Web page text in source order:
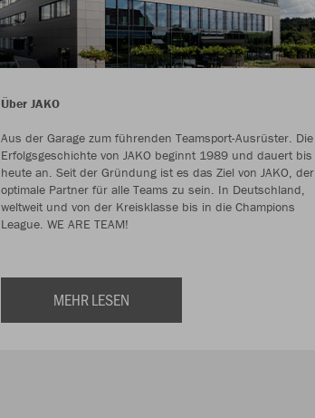
Über JAKO
Aus der Garage zum führenden Teamsport-Ausrüster. Die
Erfolgsgeschichte von JAKO beginnt 1989 und dauert bis
heute an. Seit der Gründung ist es das Ziel von JAKO, der
optimale Partner für alle Teams zu sein. In Deutschland,
weltweit und von der Kreisklasse bis in die Champions
League. WE ARE TEAM!
MEHR LESEN